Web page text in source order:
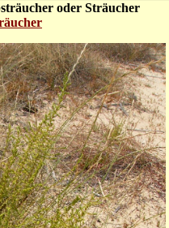
oder Sträucher